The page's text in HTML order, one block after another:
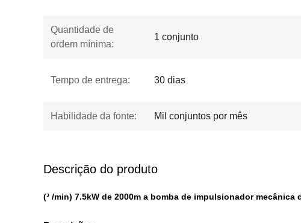
Quantidade de
ordem mínima:
1 conjunto
Tempo de entrega: 30 dias
Habilidade da fonte: Mil conjuntos por mês
Descrição do produto
(³ /min) 7.5kW de 2000m a bomba de impulsionador